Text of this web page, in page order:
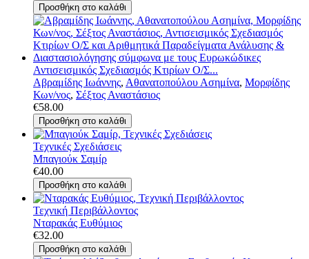
Αντισεισμικός Σχεδιασμός Κτιρίων Ο/Σ...
Αβραμίδης Ιωάννης, Αθανατοπούλου Ασημίνα, Μορφίδης
Κων/νος, Σέξτος Αναστάσιος
€58.00
Τεχνικές Σχεδιάσεις
Μπαγιούκ Σαμίρ
€40.00
Τεχνική Περιβάλλοντος
Νταρακάς Ευθύμιος
€32.00